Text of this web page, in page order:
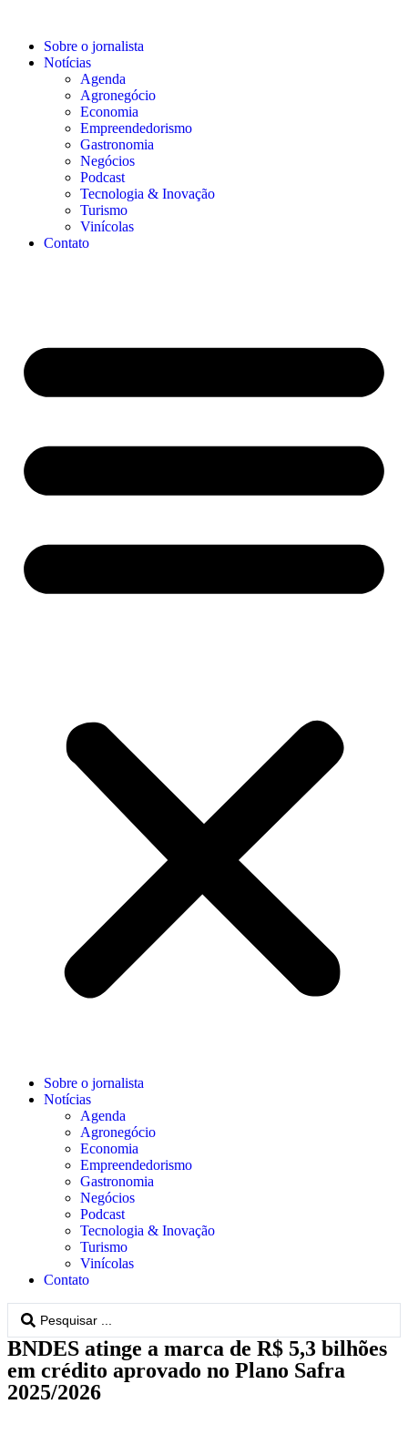
Sobre o jornalista
Notícias
Agenda
Agronegócio
Economia
Empreendedorismo
Gastronomia
Negócios
Podcast
Tecnologia & Inovação
Turismo
Vinícolas
Contato
Sobre o jornalista
Notícias
Agenda
Agronegócio
Economia
Empreendedorismo
Gastronomia
Negócios
Podcast
Tecnologia & Inovação
Turismo
Vinícolas
Contato
BNDES atinge a marca de R$ 5,3 bilhões
em crédito aprovado no Plano Safra
2025/2026